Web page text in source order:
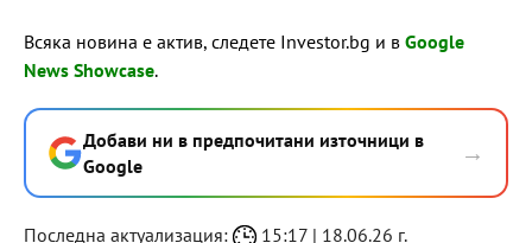
Всяка новина е актив, следете Investor.bg и в Google
News Showcase.
Добави ни в предпочитани източници в
Google
→
Последна актуализация: 15:17 | 18.06.26 г.